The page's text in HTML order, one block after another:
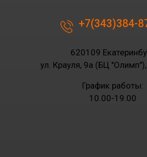
+7(343)384-
620109
ул. Крауля, 9а (БЦ
График работы:
10.00-19.00